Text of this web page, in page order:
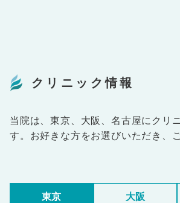
クリニック情報
当院は、東京、大阪、名古屋にクリ
す。お好きな方をお選びいただき、
東京 大阪